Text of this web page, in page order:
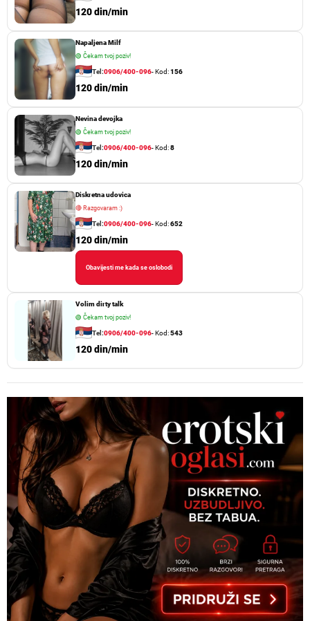
120 din/min
Napaljena Milf
🟢 Čekam tvoj poziv!
Tel:0906/400-096- Kod:156
120 din/min
Nevina devojka
🟢 Čekam tvoj poziv!
Tel:0906/400-096- Kod:8
120 din/min
Diskretna udovica
🔴Razgovaram :)
Tel:0906/400-096- Kod:652
120 din/min
Obavijesti me kada se oslobodi
Volim dirty talk
🟢 Čekam tvoj poziv!
Tel:0906/400-096- Kod:543
120 din/min